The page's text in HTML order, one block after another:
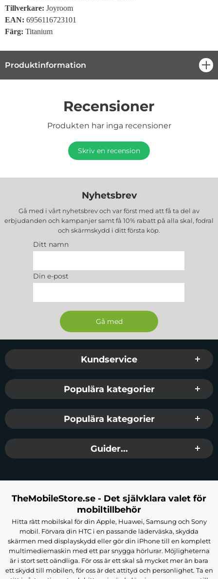
Tillverkare: Joyroom
EAN: 6956116723101
Färg: Titanium
Produktinformation
Recensioner
Produkten har inga recensioner
Skriv en recension
Nyhetsbrev
Gå med i vårt nyhetsbrev och var först med att få ta del av
erbjudanden och kampanjer samt få 10% rabatt på alla skal, fodral
och skärmskydd i ditt första köp.
Ditt namn
Din e-post
Sidfot Blandad info och länkar
Kundservice
Populära kategorier
Populära kategorier
Guider...
TheMobileStore.se - Det självklara valet för
mobiltillbehör
Hitta rätt mobilskal för din Apple, Huawei, Samsung och Sony
mobil. Förvara din HTC i en passande läderväska, skydda
skärmen med displayskydd eller gör din iPhone till en komplett
multimediemaskin med ett par snygga hörlurar. Möjligheterna
är i stort sett oändliga. För oss är ett skal så mycket mer än bara
ett skydd till mobilen, för oss är det attityd och personlighet. Ta en